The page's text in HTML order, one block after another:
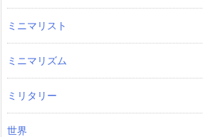
ミニマリスト
ミニマリズム
ミリタリー
世界